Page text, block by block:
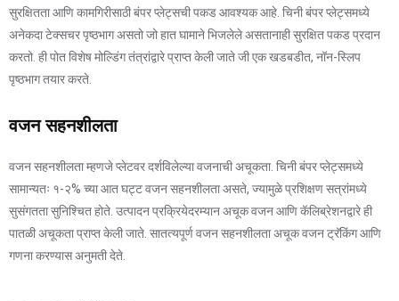
सुरक्षितता आणि कामगिरीसाठी बंपर प्लेट्सची पकड आवश्यक आहे. चिनी बंपर प्लेट्समध्ये
अनेकदा टेक्सचर पृष्ठभाग असतो जो हात घामाने भिजलेले असतानाही सुरक्षित पकड प्रदान
करतो. ही पोत विशेष मोल्डिंग तंत्रांद्वारे प्राप्त केली जाते जी एक खडबडीत, नॉन-स्लिप
पृष्ठभाग तयार करते.
वजन सहनशीलता
वजन सहनशीलता म्हणजे प्लेटवर दर्शविलेल्या वजनाची अचूकता. चिनी बंपर प्लेट्समध्ये
सामान्यतः १-२% च्या आत घट्ट वजन सहनशीलता असते, ज्यामुळे प्रशिक्षण सत्रांमध्ये
सुसंगतता सुनिश्चित होते. उत्पादन प्रक्रियेदरम्यान अचूक वजन आणि कॅलिब्रेशनद्वारे ही
पातळी अचूकता प्राप्त केली जाते. सातत्यपूर्ण वजन सहनशीलता अचूक वजन ट्रॅकिंग आणि
गणना करण्यास अनुमती देते.